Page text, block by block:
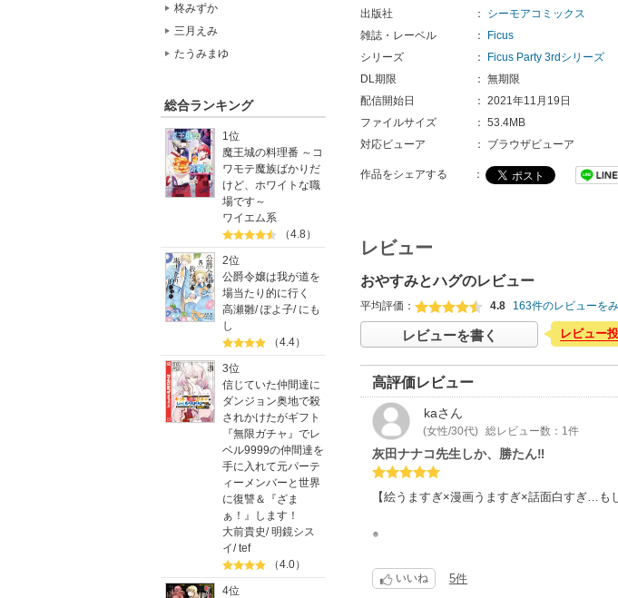
柊みずか
三月えみ
たうみまゆ
総合ランキング
1位
魔王城の料理番 ～コ
ワモテ魔族ばかりだ
けど、ホワイトな職
場です～
ワイエム系
（4.8）
2位
公爵令嬢は我が道を
場当たり的に行く
高瀬雛/ぽよ子/ にも
し
（4.4）
3位
信じていた仲間達に
ダンジョン奥地で殺
されかけたがギフト
『無限ガチャ』でレ
ベル9999の仲間達を
手に入れて元パーテ
ィーメンバーと世界
に復讐＆『ざま
ぁ！』します！
大前貴史/明鏡シス
イ/tef
（4.0）
4位
出版社
：
シーモアコミックス
雑誌・レーベル
：
Ficus
シリーズ
：
Ficus Party 3rdシリーズ
DL期限
： 無期限
配信開始日
： 2021年11月19日
ファイルサイズ
： 53.4MB
対応ビューア
： ブラウザビューア
作品をシェアする ：
レビュー
おやすみとハグのレビュー
平均評価： 4.8 163件のレビューを
レビューを書く レビュー
高評価レビュー
kaさん
(女性/30代) 総レビュー数：1件
灰田ナナコ先生しか、勝たん‼
【絵うますぎ×漫画うますぎ×話面白すぎ…も
●
年上攻め好きな方なので年下攻めが珍しい！
と思いワクワクして購入しましたが ""最高"" で
いいね 5件